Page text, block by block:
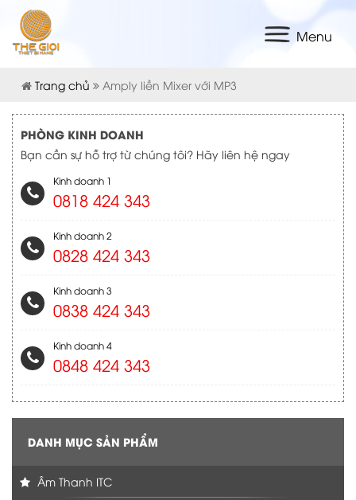
Menu
Trang chủ Amply liền Mixer với MP3
PHÒNG KINH DOANH
Bạn cần sự hỗ trợ từ chúng tôi? Hãy liên hệ ngay
Kinh doanh 1
0818 424 343
Kinh doanh 2
0828 424 343
Kinh doanh 3
0838 424 343
Kinh doanh 4
0848 424 343
DANH MỤC SẢN PHẨM
Âm Thanh ITC